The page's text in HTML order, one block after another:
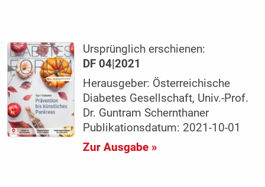
Ursprünglich erschienen:
DF 04|2021
Herausgeber: Österreichische
Diabetes Gesellschaft, Univ.-Prof.
Dr. Guntram Schernthaner
Publikationsdatum: 2021-10-01
Zur Ausgabe »